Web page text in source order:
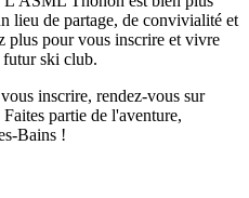
lieu de partage, de convivialité et
plus pour vous inscrire et vivre
futur ski club.
inscrire, rendez-vous sur
partie de l'aventure,
Bains !